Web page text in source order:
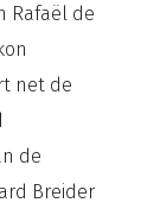
Rafaël de
net de
de
Breider